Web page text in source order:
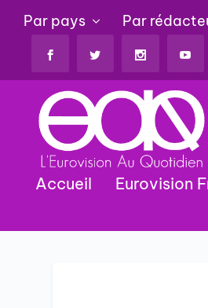
Par pays Par
Accueil Eurovision